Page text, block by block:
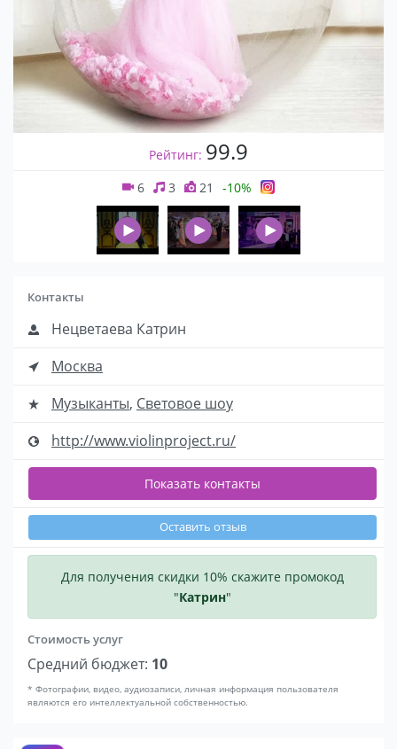
Рейтинг: 99.9
6 3 21 -10%
Контакты
Нецветаева Катрин
Москва
Музыканты, Световое шоу
http://www.violinproject.ru/
Показать контакты
Оставить отзыв
Для получения скидки 10% скажите промокод
"Катрин"
Стоимость услуг
Средний бюджет: 10
* Фотографии, видео, аудиозаписи, личная информация пользователя
являются его интеллектуальной собственностью.